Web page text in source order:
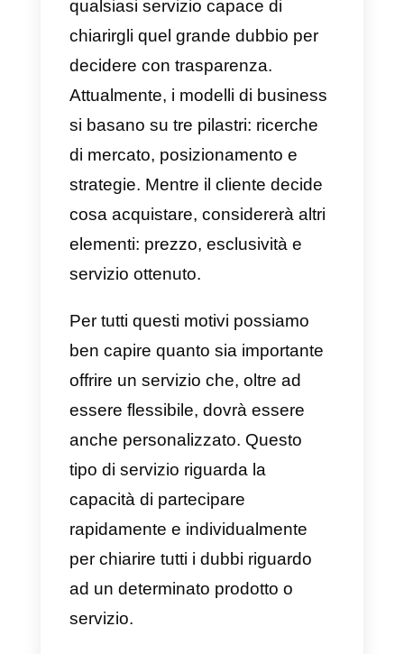
marchio.
Cos’è un servizio
personalizzato?
Le aziende si trovano a dover
affrontare il difficile compito di
generare valore per i propri clienti
in un mercato in continuo